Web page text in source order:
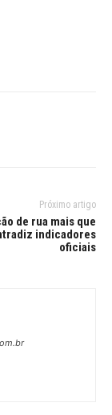
Próximo artigo
de rua mais que
indicadores
oficiais